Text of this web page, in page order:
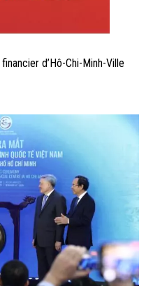
d’Hô-Chi-Minh-Ville